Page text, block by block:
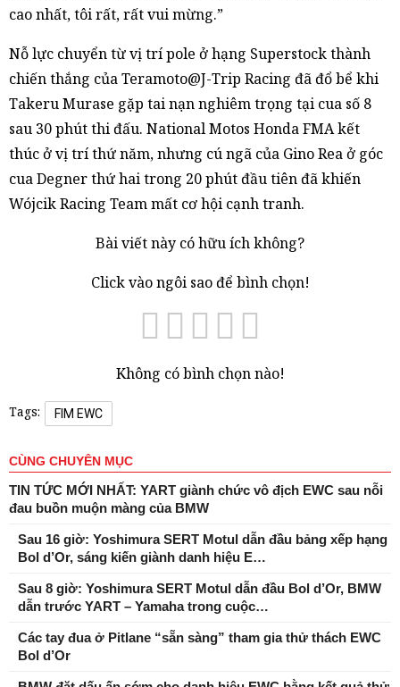
cao nhất, tôi rất, rất vui mừng.”
Nỗ lực chuyển từ vị trí pole ở hạng Superstock thành
chiến thắng của Teramoto@J-Trip Racing đã đổ bể khi
Takeru Murase gặp tai nạn nghiêm trọng tại cua số 8
sau 30 phút thi đấu. National Motos Honda FMA kết
thúc ở vị trí thứ năm, nhưng cú ngã của Gino Rea ở góc
cua Degner thứ hai trong 20 phút đầu tiên đã khiến
Wójcik Racing Team mất cơ hội cạnh tranh.
Bài viết này có hữu ích không?
Click vào ngôi sao để bình chọn!
Không có bình chọn nào!
Tags: FIM EWC
CÙNG CHUYÊN MỤC
TIN TỨC MỚI NHẤT: YART giành chức vô địch EWC sau nỗi
đau buồn muộn màng của BMW
Sau 16 giờ: Yoshimura SERT Motul dẫn đầu bảng xếp hạng
Bol d’Or, sáng kiến ​​giành danh hiệu E…
Sau 8 giờ: Yoshimura SERT Motul dẫn đầu Bol d’Or, BMW
dẫn trước YART – Yamaha trong cuộc…
Các tay đua ở Pitlane “sẵn sàng” tham gia thử thách EWC
Bol d’Or